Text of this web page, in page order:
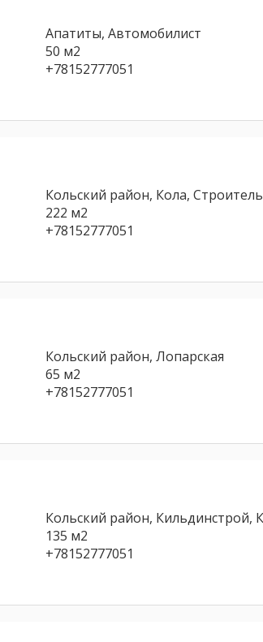
Апатиты, Автомобилист
50 м2
+78152777051
Кольский район, Кола,
222 м2
+78152777051
Кольский район, Лопарская
65 м2
+78152777051
Кольский район, Кильдинстрой,
135 м2
+78152777051